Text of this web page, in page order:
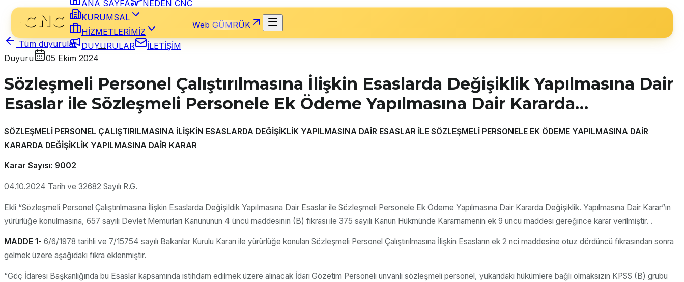
KURUMSAL
HİZMETLERİMİZ
DUYURULAR
İLETİŞİM
Web GÜMRÜK
Tüm duyurular
Duyuru
05 Ekim 2024
Sözleşmeli Personel Çalıştırılmasına İlişkin Esaslarda Değişiklik Yapılmasına Dair
Esaslar ile Sözleşmeli Personele Ek Ödeme Yapılmasına Dair Kararda…
SÖZLEŞMELİ PERSONEL ÇALIŞTIRILMASINA İLİŞKİN ESASLARDA DEĞİŞİKLİK YAPILMASINA DAİR ESASLAR İLE SÖZLEŞMELİ PERSONELE EK ÖDEME YAPILMASINA DAİR
KARARDA DEĞİŞİKLİK YAPILMASINA DAİR KARAR
Karar Sayısı: 9002
04.10.2024 Tarih ve 32682 Sayılı R.G.
Ekli “Sözleşmeli Personel Çalıştırılmasına İlişkin Esaslarda Değişildik Yapılmasına Dair Esaslar ile Sözleşmeli Personele Ek Ödeme Yapılmasına Dair Kararda Değişiklik. Yapılmasına Dair Karar”ın
yürürlüğe konulmasına, 657 sayılı Devlet Memurları Kanununun 4 üncü maddesinin (B) fıkrası ile 375 sayılı Kanun Hükmünde Kararnamenin ek 9 uncu maddesi gereğince karar verilmiştir. .
MADDE 1- 6/6/1978 tarihli ve 7/15754 sayılı Bakanlar Kurulu Kararı ile yürürlüğe konulan Sözleşmeli Personel Çalıştırılmasına İlişkin Esasların ek 2 nci maddesine otuz dördüncü fıkrasından sonra
gelmek üzere aşağıdaki fıkra eklenmiştir.
“Göç İdaresi Başkanlığında bu Esaslar kapsamında istihdam edilmek üzere alınacak İdari Gözetim Personeli unvanlı sözleşmeli personel, yukarıdaki hükümlere bağlı olmaksızın KPSS (B) grubu